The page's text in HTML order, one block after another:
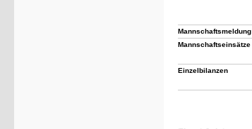
Mannschaftsmeldung
Mannschaftseinsätze
Einzelbilanzen